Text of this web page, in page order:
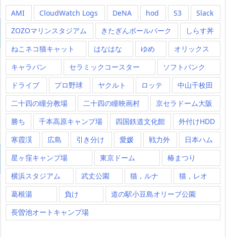
AMI
CloudWatch Logs DeNA hod S3
Slack
ZOZOマリンスタジアム
きたぎんボールパーク
しらす丼
ねこネコ猫キャット
はなはな ゆめ
オリックス
キャラバン
セラミックコースター
ソフトバンク
ドライブ
プロ野球 ヤクルト ロッテ
中山千枚田
二十四の瞳分教場
二十四の瞳映画村
京セラドーム大阪
勝ち
千本高原キャンプ場 四国鉄道文化館
外付けHDD
寒霞渓
広島 引き分け 愛媛 戦力外
日本ハム
星ヶ窪キャンプ場
東京ドーム
椿まつり
横浜スタジアム
武丈公園 猫，ルナ
猫，レオ
葛根湯
負け
道の駅小豆島オリーブ公園
長曽池オートキャンプ場